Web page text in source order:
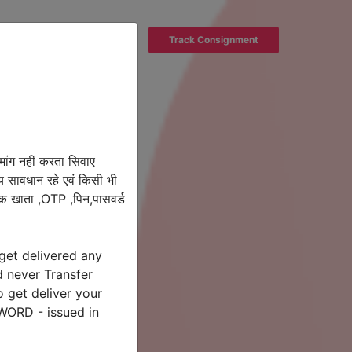
नहीं करता सिवाए
रहे एवं किसी भी
,OTP ,पिन,पासवर्ड
delivered any
never Transfer
get deliver your
- issued in
Track Consignment